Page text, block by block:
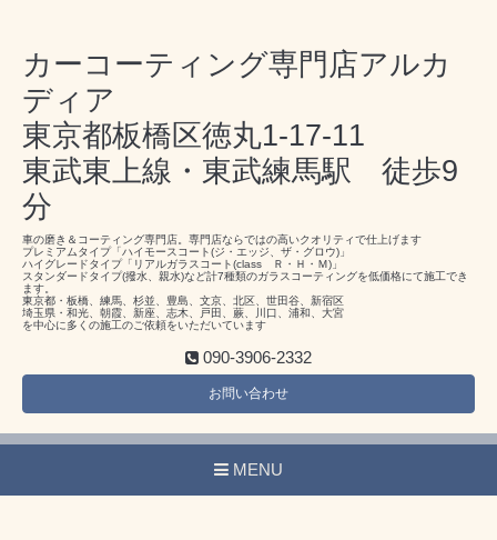
カーコーティング専門店アルカ
ディア
東京都板橋区徳丸1-17-11
東武東上線・東武練馬駅 徒歩9
分
車の磨き＆コーティング専門店。専門店ならではの高いクオリティで仕上げます
プレミアムタイプ「ハイモースコート(ジ・エッジ、ザ・グロウ)」
ハイグレードタイプ「リアルガラスコート(class Ｒ・Ｈ・Ｍ)」
スタンダードタイプ(撥水、親水)など計7種類のガラスコーティングを低価格にて施工でき
ます。
東京都・板橋、練馬、杉並、豊島、文京、北区、世田谷、新宿区
埼玉県・和光、朝霞、新座、志木、戸田、蕨、川口、浦和、大宮
を中心に多くの施工のご依頼をいただいています
090-3906-2332
お問い合わせ
MENU